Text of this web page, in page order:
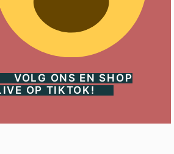
VOLG ONS EN SHOP
OP TIKTOK!